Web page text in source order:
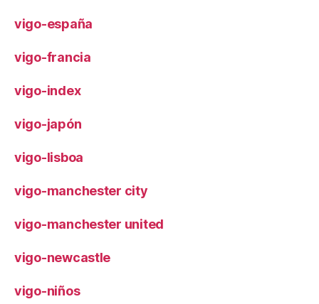
vigo-españa
vigo-francia
vigo-index
vigo-japón
vigo-lisboa
vigo-manchester city
vigo-manchester united
vigo-newcastle
vigo-niños